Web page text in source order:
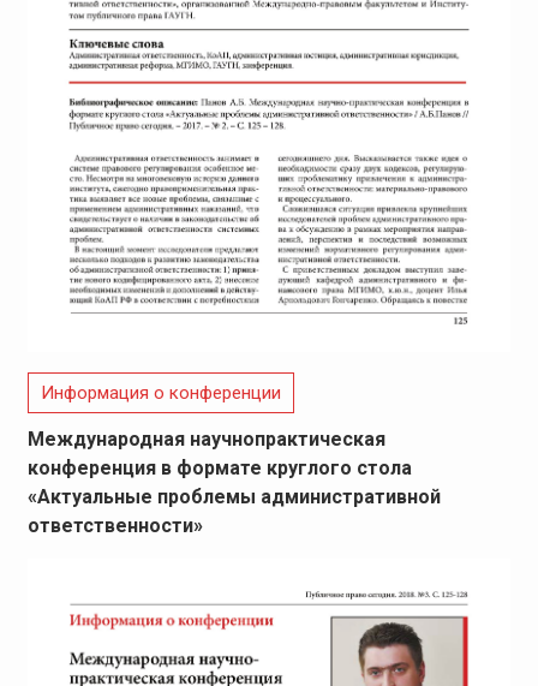
Информация о конференции
Международная научнопрактическая
конференция в формате круглого стола
«Актуальные проблемы административной
ответственности»